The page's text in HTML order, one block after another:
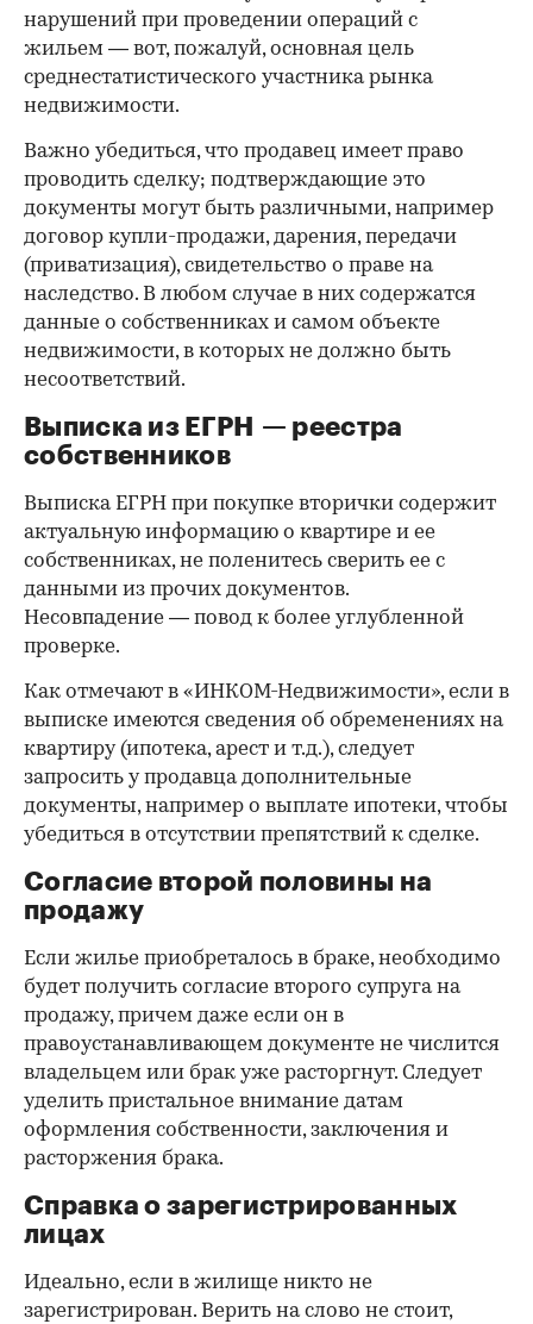
нарушений при проведении операций с
жильем — вот, пожалуй, основная цель
среднестатистического участника рынка
недвижимости.
Важно убедиться, что продавец имеет право
проводить сделку; подтверждающие это
документы могут быть различными, например
договор купли-продажи, дарения, передачи
(приватизация), свидетельство о праве на
наследство. В любом случае в них содержатся
данные о собственниках и самом объекте
недвижимости, в которых не должно быть
несоответствий.
Выписка из ЕГРН — реестра
собственников
Выписка ЕГРН при покупке вторички содержит
актуальную информацию о квартире и ее
собственниках, не поленитесь сверить ее с
данными из прочих документов.
Несовпадение — повод к более углубленной
проверке.
Как отмечают в «ИНКОМ-Недвижимости», если в
выписке имеются сведения об обременениях на
квартиру (ипотека, арест и т.д.), следует
запросить у продавца дополнительные
документы, например о выплате ипотеки, чтобы
убедиться в отсутствии препятствий к сделке.
Согласие второй половины на
продажу
Если жилье приобреталось в браке, необходимо
будет получить согласие второго супруга на
продажу, причем даже если он в
правоустанавливающем документе не числится
владельцем или брак уже расторгнут. Следует
уделить пристальное внимание датам
оформления собственности, заключения и
расторжения брака.
Справка о зарегистрированных
лицах
Идеально, если в жилище никто не
зарегистрирован. Верить на слово не стоит,